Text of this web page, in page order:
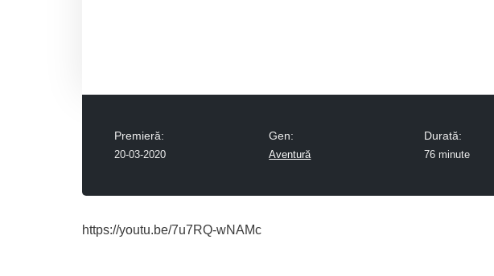
Premieră:
20-03-2020
Gen:
Aventură
Durată:
76 minute
https://youtu.be/7u7RQ-wNAMc